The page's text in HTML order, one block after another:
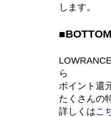
します。
ら
ポイント還
たくさんの
詳しくはこ